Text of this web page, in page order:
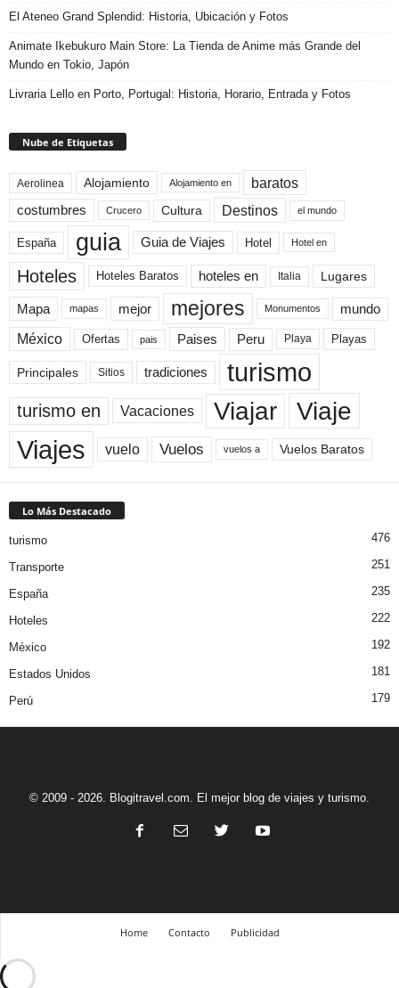
El Ateneo Grand Splendid: Historia, Ubicación y Fotos
Animate Ikebukuro Main Store: La Tienda de Anime más Grande del
Mundo en Tokio, Japón
Livraria Lello en Porto, Portugal: Historia, Horario, Entrada y Fotos
Nube de Etiquetas
Aerolinea Alojamiento Alojamiento en baratos
costumbres Crucero Cultura Destinos el mundo
España guia Guia de Viajes Hotel Hotel en
Hoteles Hoteles Baratos hoteles en Italia Lugares
Mapa mapas mejor mejores Monumentos mundo
México Ofertas pais Paises Peru Playa Playas
Principales Sitios tradiciones turismo
turismo en Vacaciones Viajar Viaje
Viajes vuelo Vuelos vuelos a Vuelos Baratos
Lo Más Destacado
turismo 476
Transporte 251
España 235
Hoteles 222
México 192
Estados Unidos 181
Perú 179
© 2009 - 2026. Blogitravel.com. El mejor blog de viajes y turismo.
Home Contacto Publicidad